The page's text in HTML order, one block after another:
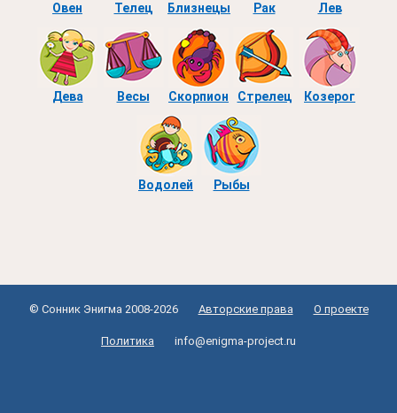
Овен Телец Близнецы Рак Лев
Дева Весы Скорпион Стрелец Козерог
Водолей Рыбы
© Сонник Энигма 2008-2026 Авторские права О проекте
Политика info@enigma-project.ru